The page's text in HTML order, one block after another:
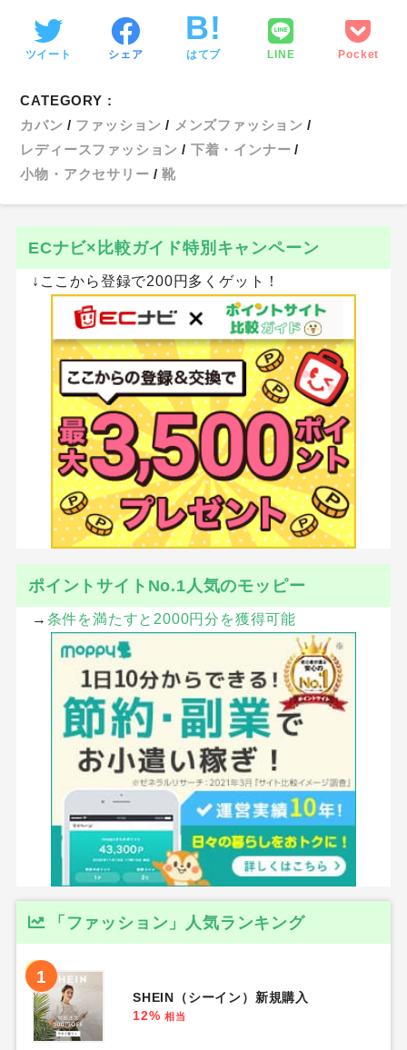
ツイート シェア はてブ LINE Pocket
CATEGORY :
カバン
ファッション
メンズファッション
レディースファッション
下着・インナー
小物・アクセサリー
靴
ECナビ×比較ガイド特別キャンペーン
↓ここから登録で200円多くゲット！
ポイントサイトNo.1人気のモッピー
→ 条件を満たすと2000円分を獲得可能
「ファッション」人気ランキング
1
SHEIN（シーイン）新規購入
12% 相当